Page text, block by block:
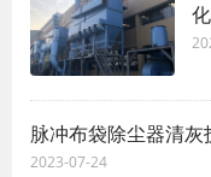
脉冲布袋除尘器清灰
2023-07-24